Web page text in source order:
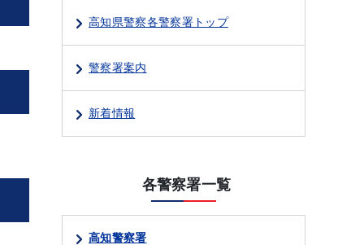
高知県警察各警察署トップ
警察署案内
新着情報
各警察署一覧
高知警察署